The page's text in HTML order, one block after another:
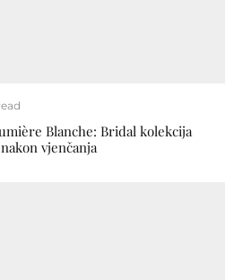
Blanche: Bridal kolekcija
vjenčanja